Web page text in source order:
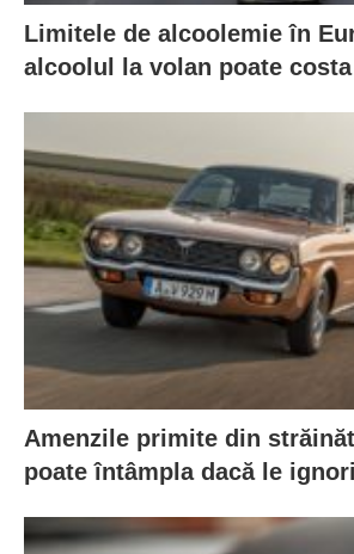
Limitele de alcoolemie în
alcoolul la volan poate
Amenzile primite din
poate întâmpla dacă le ignori